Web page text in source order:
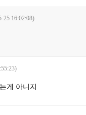
25 16:02:08)
게 아니지